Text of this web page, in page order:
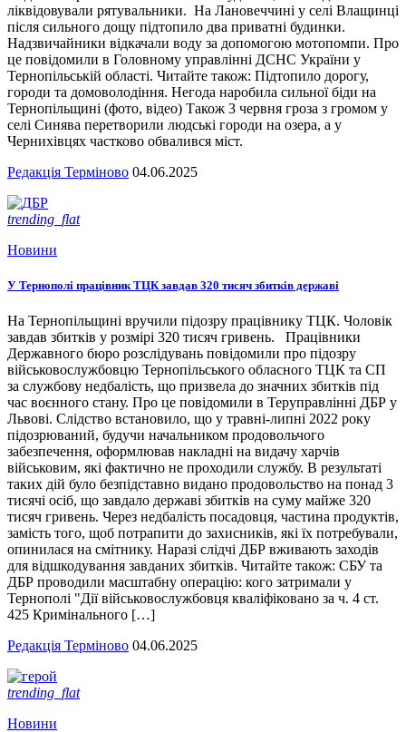
ліквідовували рятувальники. На Лановеччині у селі Влащинці
після сильного дощу підтопило два приватні будинки.
Надзвичайники відкачали воду за допомогою мотопомпи. Про
це повідомили в Головному управлінні ДСНС України у
Тернопільській області. Читайте також: Підтопило дорогу,
городи та домоволодіння. Негода наробила сильної біди на
Тернопільщині (фото, відео) Також 3 червня гроза з громом у
селі Синява перетворили людські городи на озера, а у
Чернихівцях частково обвалився міст.
Редакція Терміново 04.06.2025
trending_flat
Новини
У Тернополі працівник ТЦК завдав 320 тисяч збитків державі
На Тернопільщині вручили підозру працівнику ТЦК. Чоловік
завдав збитків у розмірі 320 тисяч гривень. Працівники
Державного бюро розслідувань повідомили про підозру
військовослужбовцю Тернопільського обласного ТЦК та СП
за службову недбалість, що призвела до значних збитків під
час воєнного стану. Про це повідомили в Теруправлінні ДБР у
Львові. Слідство встановило, що у травні-липні 2022 року
підозрюваний, будучи начальником продовольчого
забезпечення, оформлював накладні на видачу харчів
військовим, які фактично не проходили службу. В результаті
таких дій було безпідставно видано продовольство на понад 3
тисячі осіб, що завдало державі збитків на суму майже 320
тисяч гривень. Через недбалість посадовця, частина продуктів,
замість того, щоб потрапити до захисників, які їх потребували,
опинилася на смітнику. Наразі слідчі ДБР вживають заходів
для відшкодування завданих збитків. Читайте також: СБУ та
ДБР проводили масштабну операцію: кого затримали у
Тернополі "Дії військовослужбовця кваліфіковано за ч. 4 ст.
425 Кримінального […]
Редакція Терміново 04.06.2025
trending_flat
Новини